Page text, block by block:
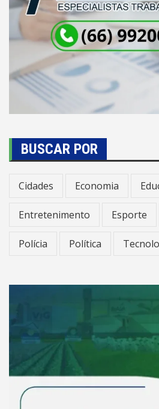
BUSCAR POR
Cidades Economia
Entretenimento Esporte
Polícia Política